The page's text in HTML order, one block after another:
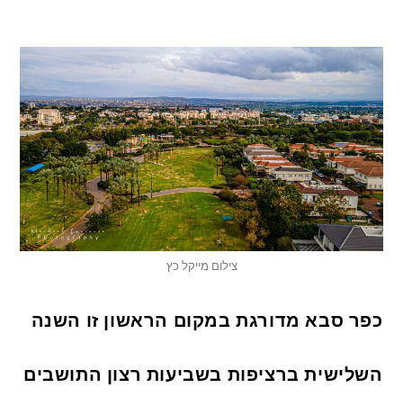
צילום מייקל כץ
כפר סבא מדורגת במקום הראשון זו השנה
השלישית ברציפות בשביעות רצון התושבים